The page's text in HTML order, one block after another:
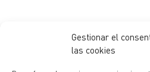
Gestionar el
las cookies
P.E. La Finca – Paseo Club